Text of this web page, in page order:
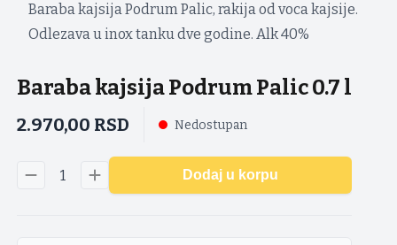
Baraba kajsija Podrum Palic, rakija od voca kajsije.
Odlezava u inox tanku dve godine. Alk 40%
Baraba kajsija Podrum Palic 0.7 l
2.970,00 RSD Nedostupan
1 Dodaj u korpu